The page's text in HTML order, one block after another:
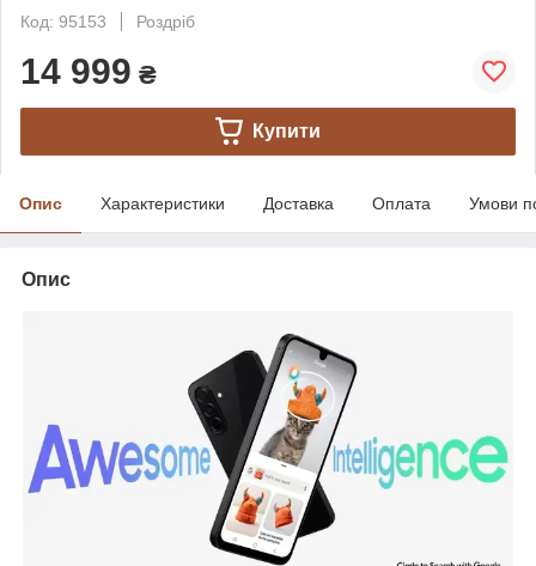
Код: 95153
Роздріб
14 999 ₴
Купити
Опис Характеристики Доставка Оплата Умови
Опис